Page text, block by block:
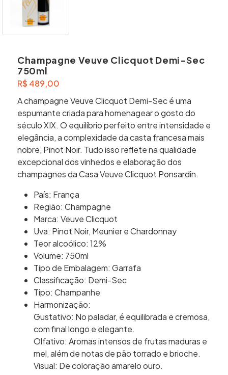
Champagne Veuve Clicquot Demi-Sec
750ml
R$ 489,00
A champagne Veuve Clicquot Demi-Sec é uma
espumante criada para homenagear o gosto do
século XIX. O equilíbrio perfeito entre intensidade e
elegância, a complexidade da casta francesa mais
nobre, Pinot Noir. Tudo isso reflete na qualidade
excepcional dos vinhedos e elaboração dos
champagnes da Casa Veuve Clicquot Ponsardin.
País: França
Região: Champagne
Marca: Veuve Clicquot
Uva: Pinot Noir, Meunier e Chardonnay
Teor alcoólico: 12%
Volume: 750ml
Tipo de Embalagem: Garrafa
Classificação: Demi-Sec
Tipo: Champanhe
Harmonização:
Gustativo: No paladar, é equilibrada e cremosa,
com final longo e elegante.
Olfativo: Aromas intensos de frutas maduras e
mel, além de notas de pão torrado e brioche.
Visual: De coloração amarelo ouro.